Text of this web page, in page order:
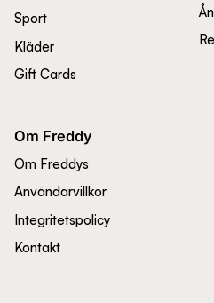
Sport
Kläder
Gift Cards
Om Freddy
Om Freddys
Användarvillkor
Integritetspolicy
Kontakt